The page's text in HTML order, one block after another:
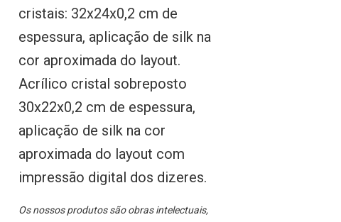
cristais: 32x24x0,2 cm de
espessura, aplicação de silk na
cor aproximada do layout.
Acrílico cristal sobreposto
30x22x0,2 cm de espessura,
aplicação de silk na cor
aproximada do layout com
impressão digital dos dizeres.
Os nossos produtos são obras intelectuais,